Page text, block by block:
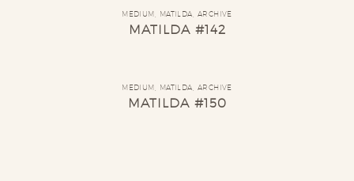
MEDIUM MATILDA ARCHIVE
MATILDA #142
MEDIUM MATILDA ARCHIVE
MATILDA #150